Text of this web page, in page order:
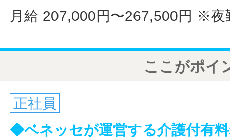
月給 207,000円〜267,500円 ※夜
ここがポイ
正社員
◆ベネッセが運営する介護付有